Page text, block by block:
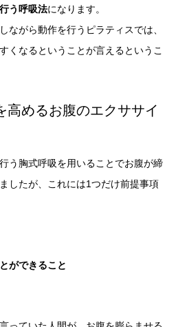
う呼吸法になります。
ながら動作を行うピラティスでは、
くなるということが言えるというこ
高めるお腹のエクササイ
う胸式呼吸を用いることでお腹が締
したが、これには1つだけ前提事項
ができること